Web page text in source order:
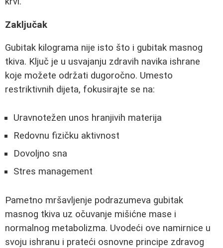
Zaključak
Gubitak kilograma nije isto što i gubitak masnog
tkiva. Ključ je u usvajanju zdravih navika ishrane
koje možete održati dugoročno. Umesto
restriktivnih dijeta, fokusirajte se na:
Uravnotežen unos hranjivih materija
Redovnu fizičku aktivnost
Dovoljno sna
Stres management
Pametno mršavljenje podrazumeva gubitak
masnog tkiva uz očuvanje mišićne mase i
normalnog metabolizma. Uvodeći ove namirnice u
svoju ishranu i prateći osnovne principe zdravog